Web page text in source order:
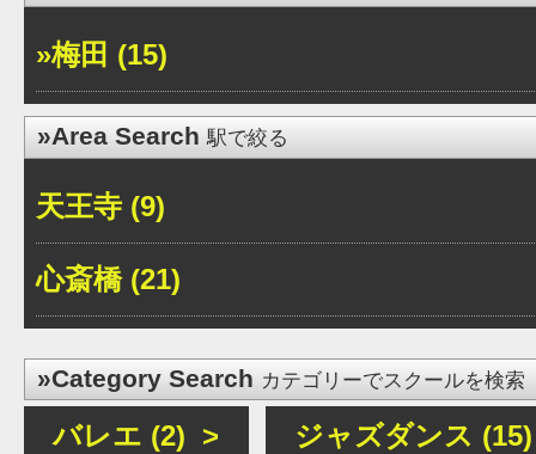
»梅田 (15)
»Area Search駅で絞る
天王寺 (9)
心斎橋 (21)
»Category Search カテゴリーでスクールを検索
バレエ (2) > ジャズダンス